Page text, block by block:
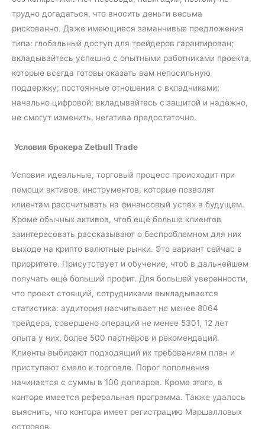
трудно догадаться, что вносить деньги весьма
рискованно. Даже имеющиеся заманчивые предложения
типа: глобальный доступ для трейдеров гарантирован;
вкладывайтесь успешно с опытными работниками проекта,
которые всегда готовы оказать вам непосильную
поддержку; постоянные отношения с вкладчиками;
начально цифровой; вкладывайтесь с защитой и надёжно,
не смогут изменить, негатива предостаточно.
Условия брокера Zetbull Trade
Условия идеальные, торговый процесс происходит при
помощи активов, инструментов, которые позволят
клиентам рассчитывать на финансовый успех в будущем.
Кроме обычных активов, чтоб ещё больше клиентов
заинтересовать рассказывают о беспроблемном для них
выходе на крипто валютные рынки. Это вариант сейчас в
приоритете. Присутствует и обучение, чтоб в дальнейшем
получать ещё больший профит. Для большей уверенности,
что проект стоящий, сотрудниками выкладывается
статистика: аудитория насчитывает не менее 8064
трейдера, совершено операций не менее 5301, 12 лет
опыта у них, более 500 партнёров и рекомендаций.
Клиенты выбирают подходящий их требованиям план и
приступают смело к торговле. Порог пополнения
начинается с суммы в 100 долларов. Кроме этого, в
конторе имеется реферальная программа. Также удалось
выяснить, что контора имеет регистрацию Маршалловых
островов.